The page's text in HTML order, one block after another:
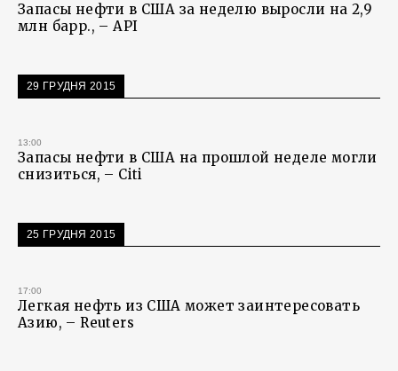
Запасы нефти в США за неделю выросли на 2,9
млн барр., – API
29 ГРУДНЯ 2015
13:00
Запасы нефти в США на прошлой неделе могли
снизиться, – Citi
25 ГРУДНЯ 2015
17:00
Легкая нефть из США может заинтересовать
Азию, – Reuters